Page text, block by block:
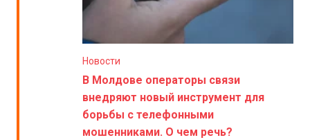
Новости
В Молдове операторы связи
внедряют новый инструмент для
борьбы с телефонными
мошенниками. О чем речь?